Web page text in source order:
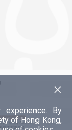
×
By
of Hong Kong,